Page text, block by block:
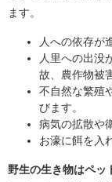
ます。
人への依存が
人里への出没
故、農作物被
不自然な繁殖
びます。
病気の拡散や
お濠に餌を入
野生の生き物はペッ